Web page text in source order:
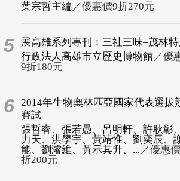
葉宗哲主編 ／優惠價9折270元
5
展高雄系列專刊：三社三味–茂林
行政法人高雄市立歷史博物館／優
9折180元
6 2014年生物奧林匹亞國家代表選拔
賽試
張哲睿、張若愚、呂明軒、許耿彰
力天、洪學宇、黃靖惟、劉奕辰、
能、劉濬維、黃示其升、... ／優惠
折200元